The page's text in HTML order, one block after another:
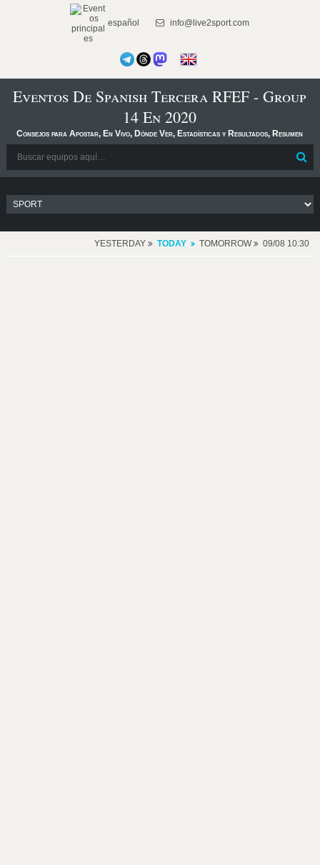
español info@live2sport.com
Eventos De Spanish Tercera RFEF - Group
14 En 2020
Consejos para Apostar, En Vivo, Dónde Ver, Estadísticas y Resultados, Resumen
YESTERDAY TODAY TOMORROW 09/08 10:30